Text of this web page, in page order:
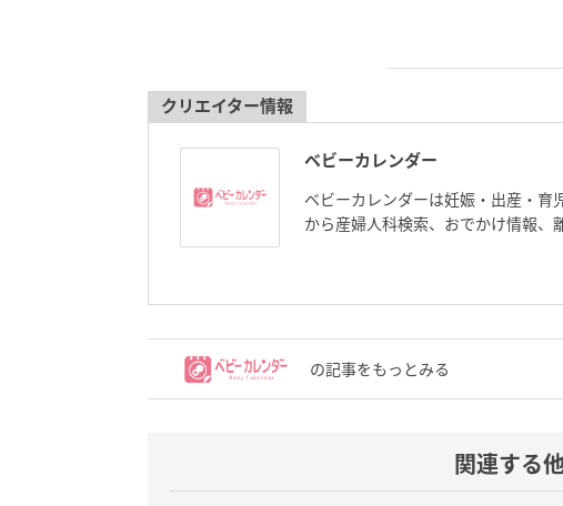
クリエイター情報
ベビーカレンダー
ベビーカレンダーは妊娠・出産・育
から産婦人科検索、おでかけ情報、
の記事をもっとみる
関連する